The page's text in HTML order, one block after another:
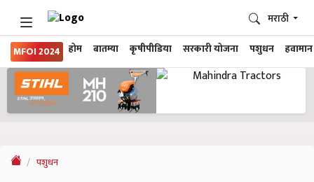
MFOI 2024 होम बातम्या कृषीपीडिया सरकारी योजना पशुधन हवामान
मराठी
पशुधन